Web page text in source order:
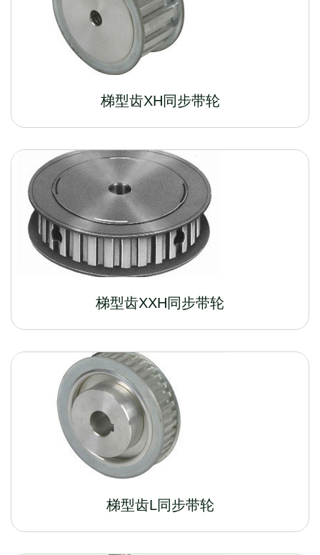
梯型齿XH同步带轮
梯型齿XXH同步带轮
梯型齿L同步带轮